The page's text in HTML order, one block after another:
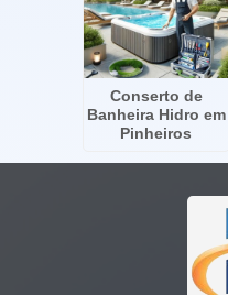
Conserto de
Banheira Hidro em
Pinheiros